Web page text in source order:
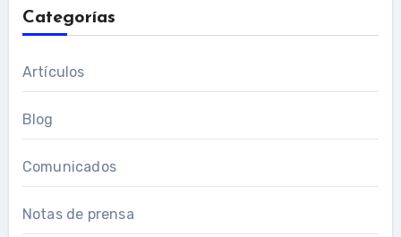
Categorías
Artículos
Blog
Comunicados
Notas de prensa